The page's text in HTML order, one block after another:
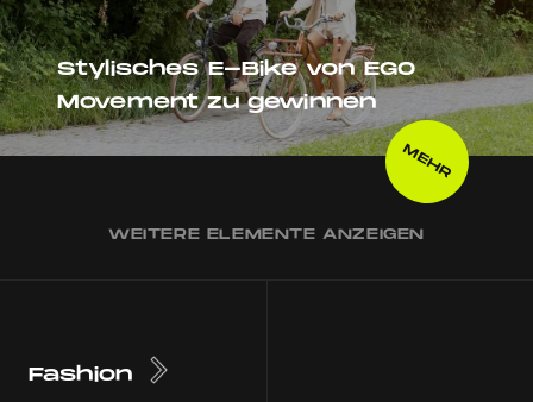
Stylisches E-Bike von EGO
Movement zu gewinnen
MEHR
WEITERE ELEMENTE ANZEIGEN
Fashion